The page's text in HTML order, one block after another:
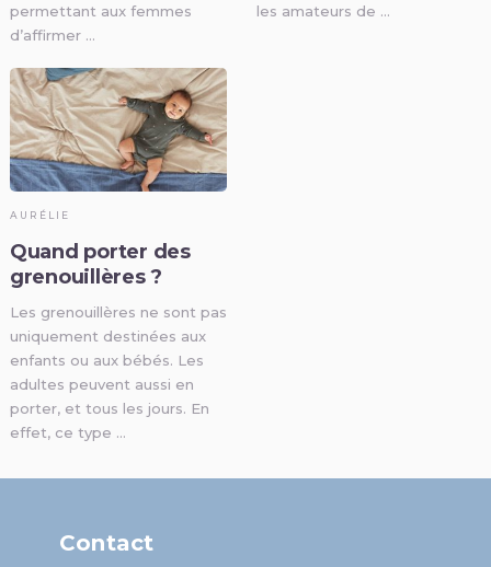
permettant aux femmes
d’affirmer …
les amateurs de …
AURÉLIE
Quand porter des
grenouillères ?
Les grenouillères ne sont pas
uniquement destinées aux
enfants ou aux bébés. Les
adultes peuvent aussi en
porter, et tous les jours. En
effet, ce type …
Contact